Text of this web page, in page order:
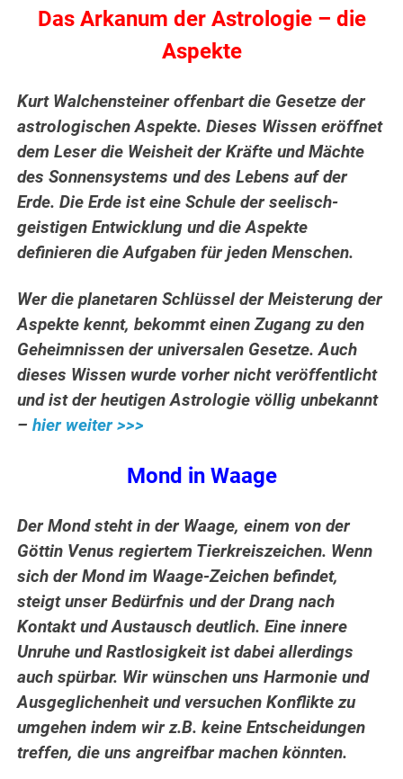
Das Arkanum der Astrologie – die
Aspekte
Kurt Walchensteiner offenbart die Gesetze der
astrologischen Aspekte. Dieses Wissen eröffnet
dem Leser die Weisheit der Kräfte und Mächte
des Sonnensystems und des Lebens auf der
Erde.Die Erde ist eine Schule der seelisch-
geistigen Entwicklung und die Aspekte
definieren die Aufgaben für jeden Menschen.
Wer die planetaren Schlüssel der Meisterung der
Aspekte kennt, bekommt einen Zugang zu den
Geheimnissen der universalen Gesetze. Auch
dieses Wissen wurde vorher nicht veröffentlicht
und ist der heutigen Astrologie völlig unbekannt
–hier weiter >>>
Mond in Waage
Der Mond steht in der Waage, einem von der
Göttin Venus regiertem Tierkreiszeichen. Wenn
sich der Mond im Waage-Zeichen befindet,
steigt unser Bedürfnis und der Drang nach
Kontakt und Austausch deutlich. Eine innere
Unruhe und Rastlosigkeit ist dabei allerdings
auch spürbar. Wir wünschen uns Harmonie und
Ausgeglichenheit und versuchen Konflikte zu
umgehen indem wir z.B. keine Entscheidungen
treffen, die uns angreifbar machen könnten.